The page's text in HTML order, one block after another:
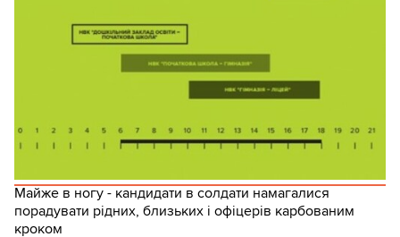
Майже в ногу - кандидати в солдати намагалися
порадувати рідних, близьких і офіцерів карбованим
кроком